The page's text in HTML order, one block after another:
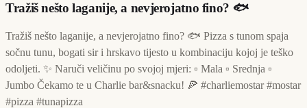
Tražiš nešto laganije, a nevjerojatno fino? 🐟
Tražiš nešto laganije, a nevjerojatno fino? 🐟 Pizza s tunom spaja
sočnu tunu, bogati sir i hrskavo tijesto u kombinaciju kojoj je teško
odoljeti. ✨ Naruči veličinu po svojoj mjeri: ▫️ Mala ▫️ Srednja ▫️
Jumbo Čekamo te u Charlie bar&snacku! 🍕 #charliemostar #mostar
#pizza #tunapizza